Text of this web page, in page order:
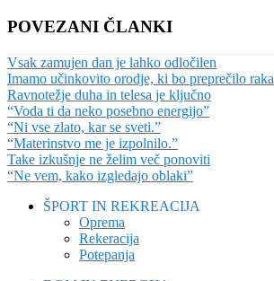
POVEZANI ČLANKI
Vsak zamujen dan je lahko odločilen
Imamo učinkovito orodje, ki bo preprečilo raka
Ravnotežje duha in telesa je ključno
“Voda ti da neko posebno energijo”
“Ni vse zlato, kar se sveti.”
“Materinstvo me je izpolnilo.”
Take izkušnje ne želim več ponoviti
“Ne vem, kako izgledajo oblaki”
ŠPORT IN REKREACIJA
Oprema
Rekeracija
Potepanja